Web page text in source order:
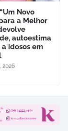
Novo
a Melhor
autoestima
idosos em
2026